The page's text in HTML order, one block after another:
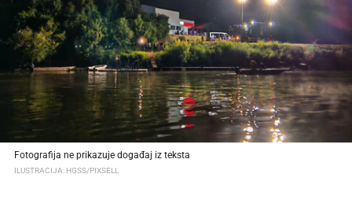
Fotografija ne prikazuje događaj iz teksta
ILUSTRACIJA: HGSS/PIXSELL